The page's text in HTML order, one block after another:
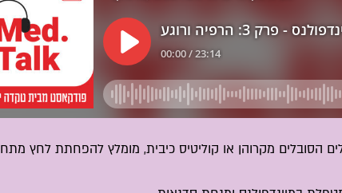
הסובלים מקרוהן או קוליטיס כיבית, מומלץ להפחתת לחץ מתח